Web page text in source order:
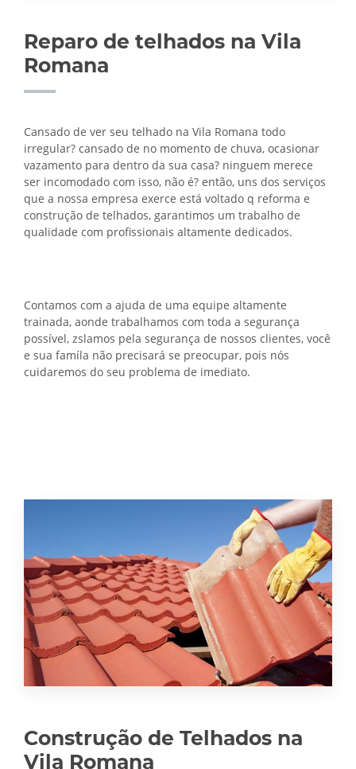
Reparo de telhados na Vila
Romana
Cansado de ver seu telhado na Vila Romana todo
irregular? cansado de no momento de chuva, ocasionar
vazamento para dentro da sua casa? ninguem merece
ser incomodado com isso, não é? então, uns dos serviços
que a nossa empresa exerce está voltado q reforma e
construção de telhados, garantimos um trabalho de
qualidade com profissionais altamente dedicados.
Contamos com a ajuda de uma equipe altamente
trainada, aonde trabalhamos com toda a segurança
possível, zslamos pela segurança de nossos clientes, você
e sua famíla não precisará se preocupar, pois nós
cuidaremos do seu problema de imediato.
Construção de Telhados na
Vila Romana